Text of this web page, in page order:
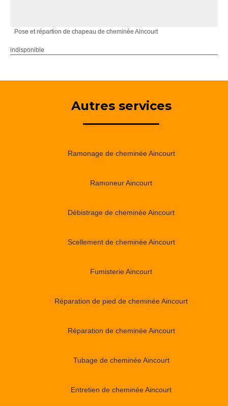
Pose et répartion de chapeau de cheminée Aincourt
indisponible
Autres services
Ramonage de cheminée Aincourt
Ramoneur Aincourt
Débistrage de cheminée Aincourt
Scellement de cheminée Aincourt
Fumisterie Aincourt
Réparation de pied de cheminée Aincourt
Réparation de cheminée Aincourt
Tubage de cheminée Aincourt
Entretien de cheminée Aincourt